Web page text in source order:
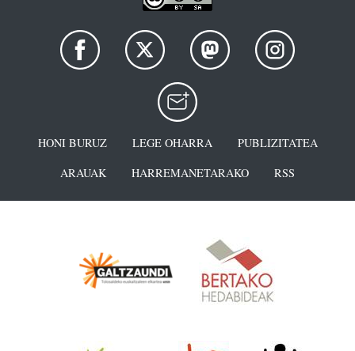
HONI BURUZ LEGE OHARRA
PUBLIZITATEA
ARAUAK
HARREMANETARAKO RSS